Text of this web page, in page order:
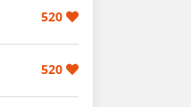
520
520